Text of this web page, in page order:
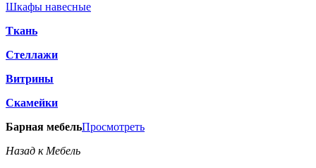
Шкафы навесные
Ткань
Стеллажи
Витрины
Скамейки
Барная мебельПросмотреть
Назад к Мебель